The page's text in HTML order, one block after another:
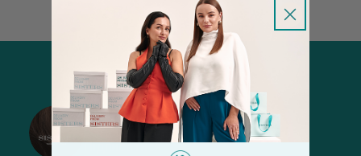
@sisters_stelmakh в Instagram
Підписатися